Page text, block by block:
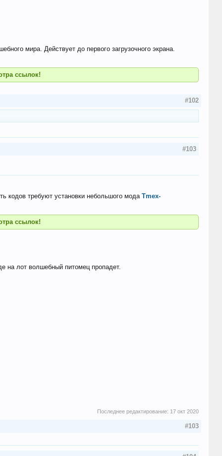
мира. Действует до первого загрузочного экрана.
ссылок!
#102
#103
кодов требуют установки небольшого мода Tmex-
ссылок!
на лот волшебный питомец пропадет.
Последнее редактирование: 17 окт 2020
#103